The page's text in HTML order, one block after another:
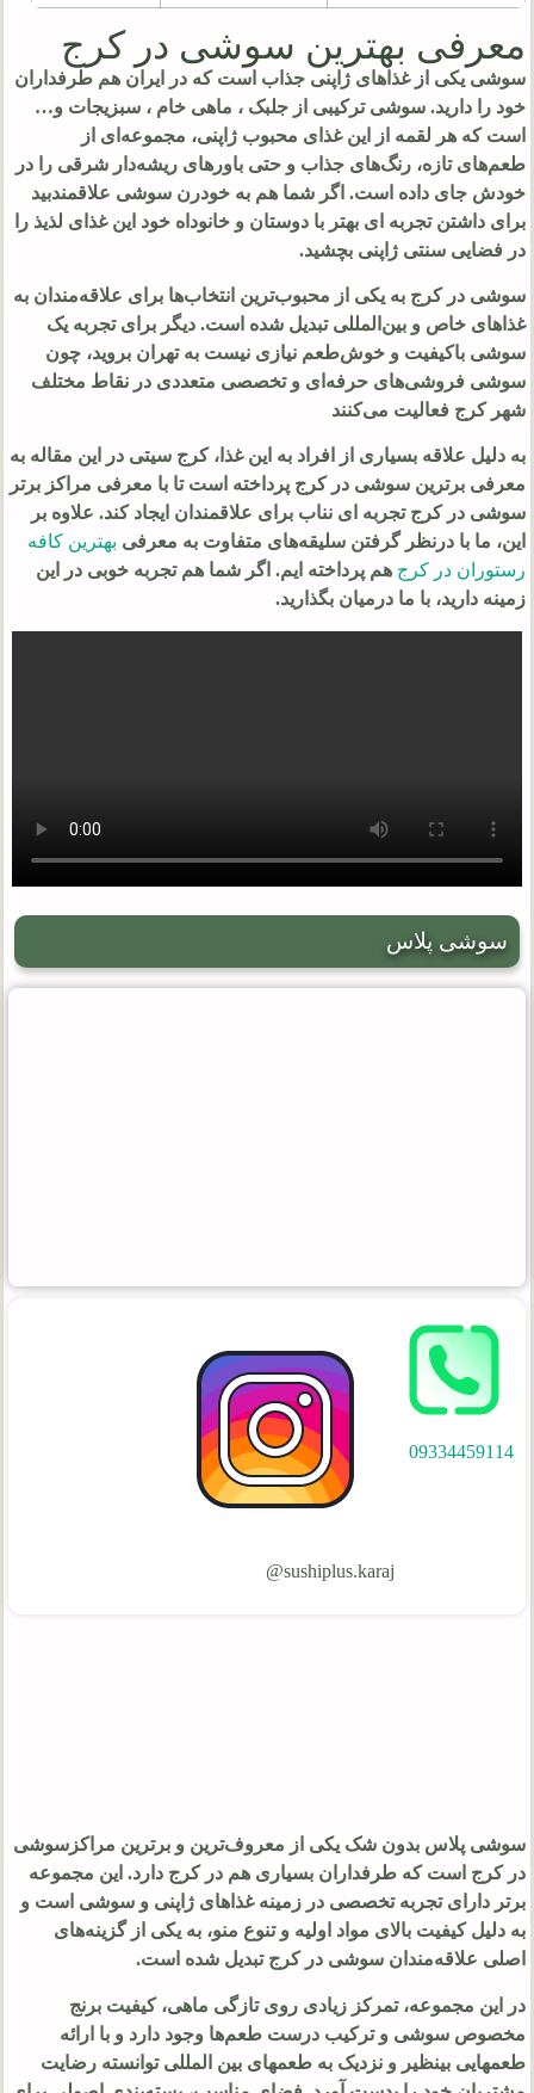
معرفی بهترین سوشی در کرج
سوشی یکی از غذاهای ژاپنی جذاب است که در ایران هم طرفداران
خود را دارید. سوشی ترکیبی از جلبک ، ماهی خام ، سبزیجات و…
است که هر لقمه از این غذای محبوب ژاپنی، مجموعه‌ای از
طعم‌های تازه، رنگ‌های جذاب و حتی باورهای ریشه‌دار شرقی را در
خودش جای داده است. اگر شما هم به خودرن سوشی علاقمندبید
برای داشتن تجربه ای بهتر با دوستان و خانوداه خود این غذای لذیذ را
در فضایی سنتی ژاپنی بچشید.
سوشی در کرج به یکی از محبوب‌ترین انتخاب‌ها برای علاقه‌مندان به
غذاهای خاص و بین‌المللی تبدیل شده است. دیگر برای تجربه یک
سوشی باکیفیت و خوش‌طعم نیازی نیست به تهران بروید، چون
سوشی فروشی‌های حرفه‌ای و تخصصی متعددی در نقاط مختلف
شهر کرج فعالیت می‌کنند
به دلیل علاقه بسیاری از افراد به این غذا، کرج سیتی در این مقاله به
معرفی برترین سوشی در کرج پرداخته است تا با معرفی مراکز برتر
سوشی در کرج تجربه ای نناب برای علاقمندان ایجاد کند. علاوه بر
این، ما با درنظر گرفتن سلیقه‌های متفاوت به معرفی بهترین کافه
رستوران در کرج هم پرداخته ایم. اگر شما هم تجربه خوبی در این
زمینه دارید، با ما درمیان بگذارید.
سوشی پلاس
09334459114
sushiplus.karaj@
سوشی پلاس بدون شک یکی از معروف‌ترین و برترین مراکزسوشی
در کرج است که طرفداران بسیاری هم در کرج دارد. این مجموعه
برتر دارای تجربه تخصصی در زمینه غذاهای ژاپنی و سوشی است و
به دلیل کیفیت بالای مواد اولیه و تنوع منو، به یکی از گزینه‌های
اصلی علاقه‌مندان سوشی در کرج تبدیل شده است.
در این مجموعه، تمرکز زیادی روی تازگی ماهی، کیفیت برنج
مخصوص سوشی و ترکیب درست طعم‌ها وجود دارد و با ارائه
طعمهایی بینظیر و نزدیک به طعمهای بین المللی توانسته رضایت